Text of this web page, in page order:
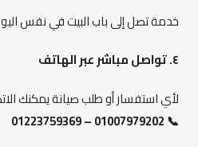
خدمة تصل إلى باب البيت في نفس
٤. تواصل مباشر عبر الهاتف
لأي استفسار أو طلب صيانة يمكنك
📞 01007979202 – 01223759369